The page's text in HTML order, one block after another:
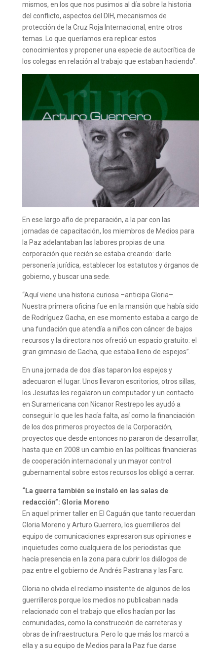
mismos, en los que nos pusimos al día sobre la historia
del conflicto, aspectos del DIH, mecanismos de
protección de la Cruz Roja Internacional, entre otros
temas. Lo que queríamos era replicar estos
conocimientos y proponer una especie de autocrítica de
los colegas en relación al trabajo que estaban haciendo”.
En ese largo año de preparación, a la par con las
jornadas de capacitación, los miembros de Medios para
la Paz adelantaban las labores propias de una
corporación que recién se estaba creando: darle
personería jurídica, establecer los estatutos y órganos de
gobierno, y buscar una sede.
“Aquí viene una historia curiosa –anticipa Gloria–.
Nuestra primera oficina fue en la mansión que había sido
de Rodríguez Gacha, en ese momento estaba a cargo de
una fundación que atendía a niños con cáncer de bajos
recursos y la directora nos ofreció un espacio gratuito: el
gran gimnasio de Gacha, que estaba lleno de espejos”.
En una jornada de dos días taparon los espejos y
adecuaron el lugar. Unos llevaron escritorios, otros sillas,
los Jesuitas les regalaron un computador y un contacto
en Suramericana con Nicanor Restrepo les ayudó a
conseguir lo que les hacía falta, así como la financiación
de los dos primeros proyectos de la Corporación,
proyectos que desde entonces no pararon de desarrollar,
hasta que en 2008 un cambio en las políticas financieras
de cooperación internacional y un mayor control
gubernamental sobre estos recursos los obligó a cerrar.
“La guerra también se instaló en las salas de
redacción”: Gloria Moreno
En aquel primer taller en El Caguán que tanto recuerdan
Gloria Moreno y Arturo Guerrero, los guerrilleros del
equipo de comunicaciones expresaron sus opiniones e
inquietudes como cualquiera de los periodistas que
hacía presencia en la zona para cubrir los diálogos de
paz entre el gobierno de Andrés Pastrana y las Farc.
Gloria no olvida el reclamo insistente de algunos de los
guerrilleros porque los medios no publicaban nada
relacionado con el trabajo que ellos hacían por las
comunidades, como la construcción de carreteras y
obras de infraestructura. Pero lo que más los marcó a
ella y a su equipo de Medios para la Paz fue darse